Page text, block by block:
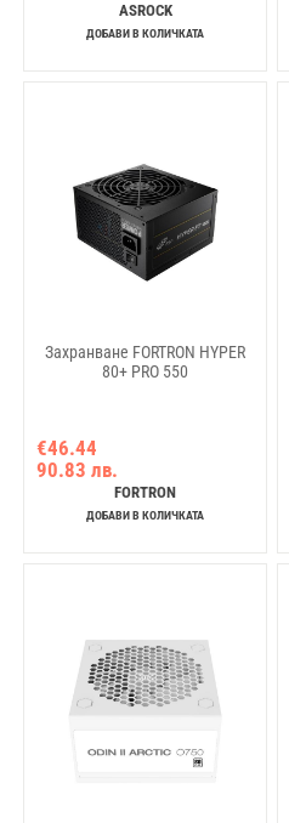
ASROCK
ДОБАВИ В КОЛИЧКАТА
Захранване FORTRON HYPER
80+ PRO 550
€46.44
90.83 лв.
FORTRON
ДОБАВИ В КОЛИЧКАТА